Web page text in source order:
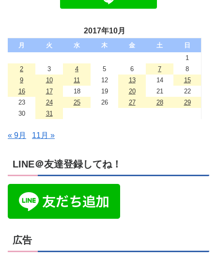
2017年10月
月 火 水 木 金 土
日
1
2
3 4 5 6 7
8
9
10 11 12 13 14
15
16
17 18 19 20 21
22
23
24 25 26 27 28
29
30
31
« 9月 11月 »
LINE＠友達登録してね！
広告